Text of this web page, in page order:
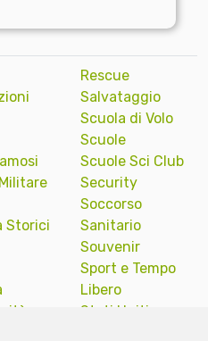
Storici
Rescue
Salvataggio
Scuola di Volo
Scuole
Scuole Sci Club
Security
Soccorso
Sanitario
Souvenir
Sport e Tempo
Libero
Stati Uniti